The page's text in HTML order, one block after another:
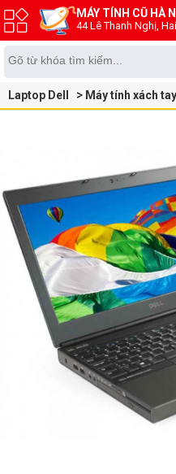
MÁY TÍNH CŨ HÀ
44 Lê Thanh Nghị,
Laptop Dell Máy tính xách tay